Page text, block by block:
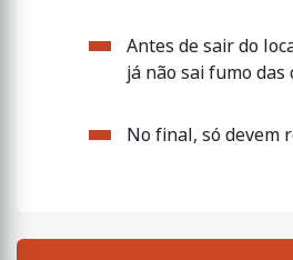
Antes de sair do
já não sai fumo das
No final, só devem